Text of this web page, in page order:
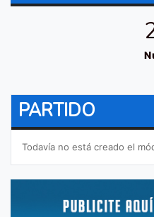
PARTIDO
Todavía no está creado el